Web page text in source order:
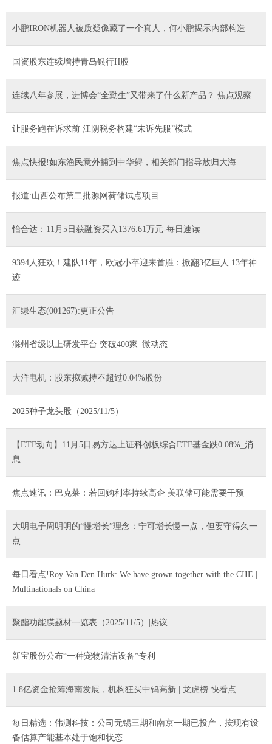
小鹏IRON机器人被质疑像藏了一个真人，何小鹏揭示内部构造
国资股东连续增持青岛银行H股
连续八年参展，进博会“全勤生”又带来了什么新产品？ 焦点观察
让服务跑在诉求前 江阴税务构建“未诉先服”模式
焦点快报!如东渔民意外捕到中华鲟，相关部门指导放归大海
报道:山西公布第二批源网荷储试点项目
怡合达：11月5日获融资买入1376.61万元-每日速读
9394人狂欢！建队11年，欧冠小卒迎来首胜：掀翻3亿巨人 13年神
迹
汇绿生态(001267):更正公告
滁州省级以上研发平台 突破400家_微动态
大洋电机：股东拟减持不超过0.04%股份
2025种子龙头股（2025/11/5）
【ETF动向】11月5日易方达上证科创板综合ETF基金跌0.08%_消
息
焦点速讯：巴克莱：若回购利率持续高企 美联储可能需要干预
大明电子周明明的“慢增长”理念：宁可增长慢一点，但要守得久一
点
每日看点!Roy Van Den Hurk: We have grown together with the CIIE |
Multinationals on China
聚酯功能膜题材一览表（2025/11/5）|热议
新宝股份公布“一种宠物清洁设备”专利
1.8亿资金抢筹海南发展，机构狂买中钨高新 | 龙虎榜 快看点
每日精选：伟测科技：公司无锡三期和南京一期已投产，按现有设
备估算产能基本处于饱和状态